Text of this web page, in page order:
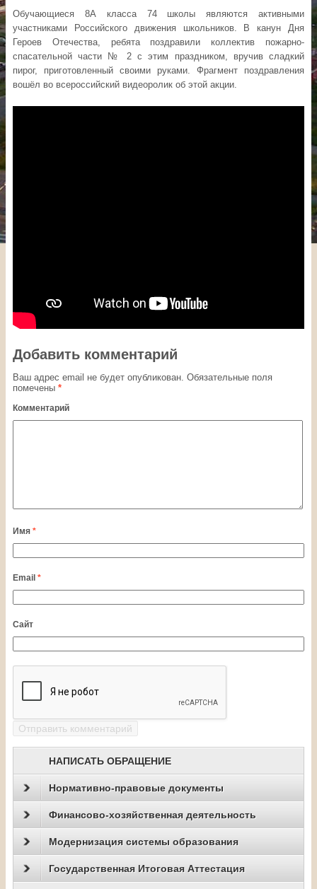
Обучающиеся 8А класса 74 школы являются активными
участниками Российского движения школьников. В канун Дня
Героев Отечества, ребята поздравили коллектив пожарно-
спасательной части № 2 с этим праздником, вручив сладкий
пирог, приготовленный своими руками. Фрагмент поздравления
вошёл во всероссийский видеоролик об этой акции.
Добавить комментарий
Ваш адрес email не будет опубликован. Обязательные поля
помечены *
Комментарий
Имя *
Email *
Сайт
НАПИСАТЬ ОБРАЩЕНИЕ
Нормативно-правовые документы
Финансово-хозяйственная деятельность
Модернизация системы образования
Государственная Итоговая Аттестация